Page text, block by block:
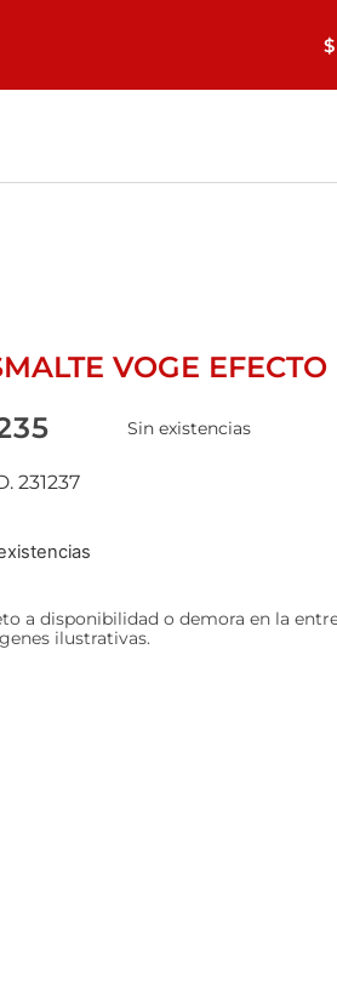
$
VOGE
Sin existencias
231237
a disponibilidad o demora en la
ilustrativas.